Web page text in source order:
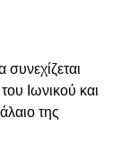
Ιωνικού και
της